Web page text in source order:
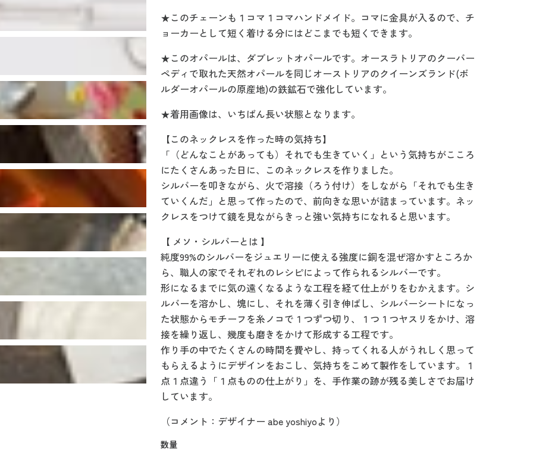
★このチェーンも１コマ１コマハンドメイド。コマに金具が入るので、チ
ョーカーとして短く着ける分にはどこまでも短くできます。
★このオパールは、ダブレットオパールです。オースラトリアのクーバー
ペディで取れた天然オパールを同じオーストリアのクイーンズランド(ボ
ルダーオパールの原産地)の鉄鉱石で強化しています。
★着用画像は、いちばん長い状態となります。
【このネックレスを作った時の気持ち】
「（どんなことがあっても）それでも生きていく」という気持ちがこころ
にたくさんあった日に、このネックレスを作りました。
シルバーを叩きながら、火で溶接（ろう付け）をしながら「それでも生き
ていくんだ」と思って作ったので、前向きな思いが詰まっています。ネッ
クレスをつけて鏡を見ながらきっと強い気持ちになれると思います。
【 メソ・シルバーとは 】
純度99%のシルバーをジュエリーに使える強度に銅を混ぜ溶かすところか
ら、職人の家でそれぞれのレシピによって作られるシルバーです。
形になるまでに気の遠くなるような工程を経て仕上がりをむかえます。シ
ルバーを溶かし、塊にし、それを薄く引き伸ばし、シルバーシートになっ
た状態からモチーフを糸ノコで１つずつ切り、１つ１つヤスリをかけ、溶
接を繰り返し、幾度も磨きをかけて形成する工程です。
作り手の中でたくさんの時間を費やし、持ってくれる人がうれしく思って
もらえるようにデザインをおこし、気持ちをこめて製作をしています。１
点１点違う「１点ものの仕上がり」を、手作業の跡が残る美しさでお届け
しています。
（コメント：デザイナー abe yoshiyoより）
数量